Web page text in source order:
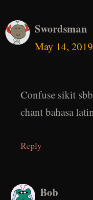
Swordsman
May 14,
Confuse sikit
chant bahasa
Reply
Bob